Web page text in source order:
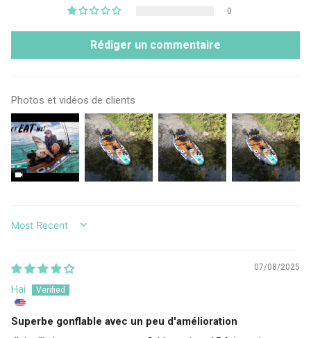
0
Rédiger un commentaire
Photos et vidéos de clients
SORT BY
07/08/2025
Hai
Superbe gonflable avec un peu d'amélioration